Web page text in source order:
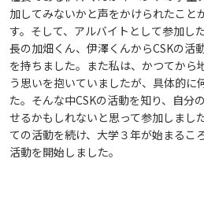
加してみないかと声をかけられたこと
す。そして、アルバイトとして参加し
長の加畑くん、伊澤くんからCSKの活
を持ちました。また私は、かつてから
う思いを抱いていましたが、具体的に
た。そんな中CSKの活動を知り、自分
せるかもしれないと思って参加しまし
ての活動を続け、大学３年が始まるこ
活動を開始しました。